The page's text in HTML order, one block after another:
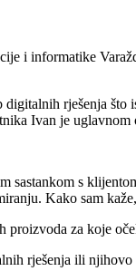
i informatike
rješenja
Ivan je
sastankom s
Kako sam
za koje
rješenja ili